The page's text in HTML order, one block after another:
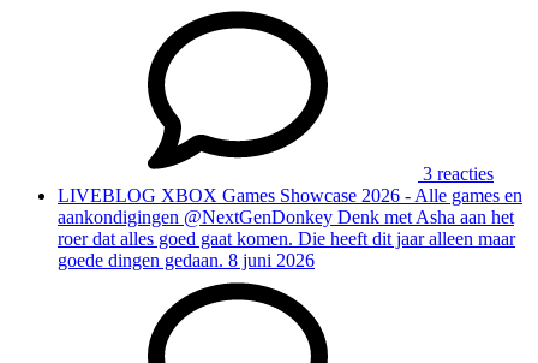
3 reacties
LIVEBLOG XBOX Games Showcase 2026 - Alle games en
aankondigingen @NextGenDonkey Denk met Asha aan het
roer dat alles goed gaat komen. Die heeft dit jaar alleen maar
goede dingen gedaan. 8 juni 2026